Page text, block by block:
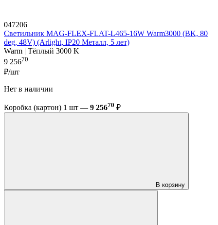
047206
Светильник MAG-FLEX-FLAT-L465-16W Warm3000 (BK, 80
deg, 48V) (Arlight, IP20 Металл, 5 лет)
Warm | Тёплый 3000 K
9 25670
₽/шт
Нет в наличии
Коробка (картон) 1 шт — 9 25670 ₽
В корзину